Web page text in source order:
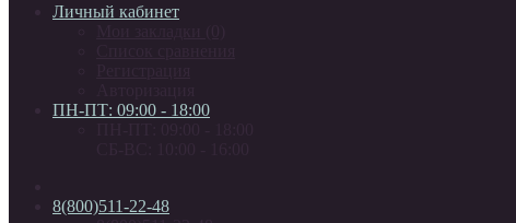
Личный кабинет
ПН-ПТ: 09:00 - 18:00
8(800)511-22-48